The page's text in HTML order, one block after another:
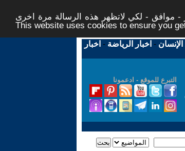
- موافق - لكي لاتظهر هذه الرسالة مرة اخرى -
This website uses cookies to ensure you
- اخبار الرياضة - اخبار
التبرع للموقع - ادعمونا